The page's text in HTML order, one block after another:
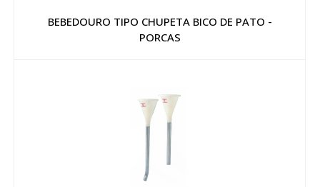
BEBEDOURO TIPO CHUPETA BICO DE PATO -
PORCAS